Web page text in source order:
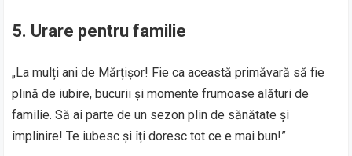
5. Urare pentru familie
„La mulți ani de Mărțișor! Fie ca această primăvară să fie
plină de iubire, bucurii și momente frumoase alături de
familie. Să ai parte de un sezon plin de sănătate și
împlinire! Te iubesc și îți doresc tot ce e mai bun!”